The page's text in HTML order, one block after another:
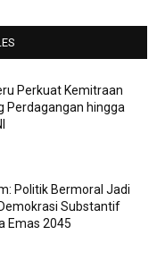
Perkuat Kemitraan
Perdagangan hingga
Politik Bermoral Jadi
Substantif
Emas 2045